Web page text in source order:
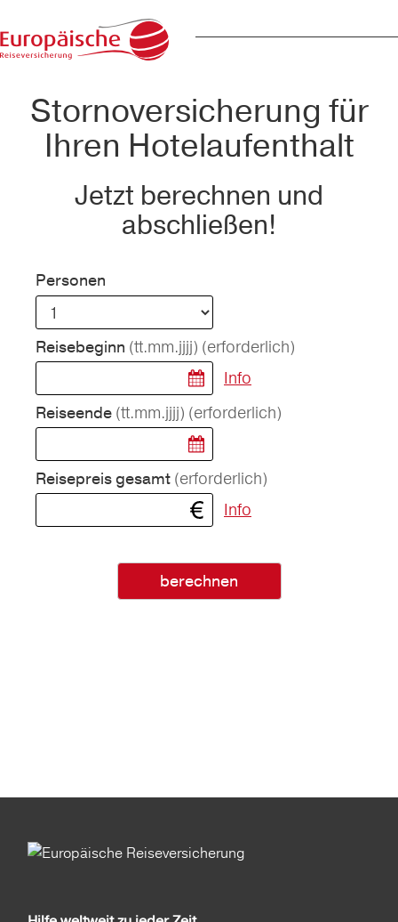
Stornoversicherung für
Ihren Hotelaufenthalt
Jetzt berechnen und
abschließen!
Personen
Reisebeginn (tt.mm.jjjj) (erforderlich)
Info
Reiseende (tt.mm.jjjj) (erforderlich)
Reisepreis gesamt (erforderlich)
Info
berechnen